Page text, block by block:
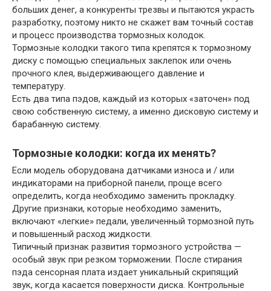
больших денег, а конкуренты трезвы и пытаются украсть
разработку, поэтому никто не скажет вам точный состав
и процесс производства тормозных колодок.
Тормозные колодки такого типа крепятся к тормозному
диску с помощью специальных заклепок или очень
прочного клея, выдерживающего давление и
температуру.
Есть два типа пэдов, каждый из которых «заточен» под
свою собственную систему, а именно дисковую систему и
барабанную систему.
Тормозные колодки: когда их менять?
Если модель оборудована датчиками износа и / или
индикаторами на приборной панели, проще всего
определить, когда необходимо заменить прокладку.
Другие признаки, которые необходимо заменить,
включают «легкие» педали, увеличенный тормозной путь
и повышенный расход жидкости.
Типичный признак развития тормозного устройства —
особый звук при резком торможении. После стирания
пэда сенсорная плата издает уникальный скрипящий
звук, когда касается поверхности диска. Контрольные